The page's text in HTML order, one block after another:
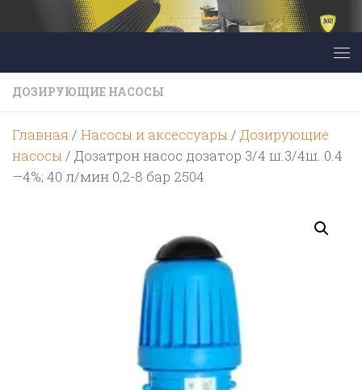
Перейти к содержимому
ДОЗИРУЮЩИЕ НАСОСЫ
Главная/ Насосы и аксессуары/ Дозирующие
насосы/ Дозатрон насос дозатор 3/4 ш.3/4ш. 0.4
—4%; 40 л/мин 0,2-8 бар 2504